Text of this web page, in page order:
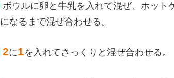
ボウルに卵と牛乳を入れて混ぜ、ホッ
になるまで混ぜ合わせる。
2に1を入れてさっくりと混ぜ合わせる。